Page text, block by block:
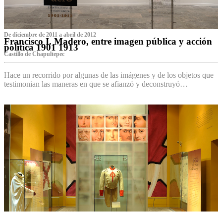
De diciembre de 2011 a abril de 2012
Francisco I. Madero, entre imagen pública y acción
política 1901 1913
Castillo de Chapultepec
Hace un recorrido por algunas de las imágenes y de los objetos que
testimonian las maneras en que se afianzó y deconstruyó…